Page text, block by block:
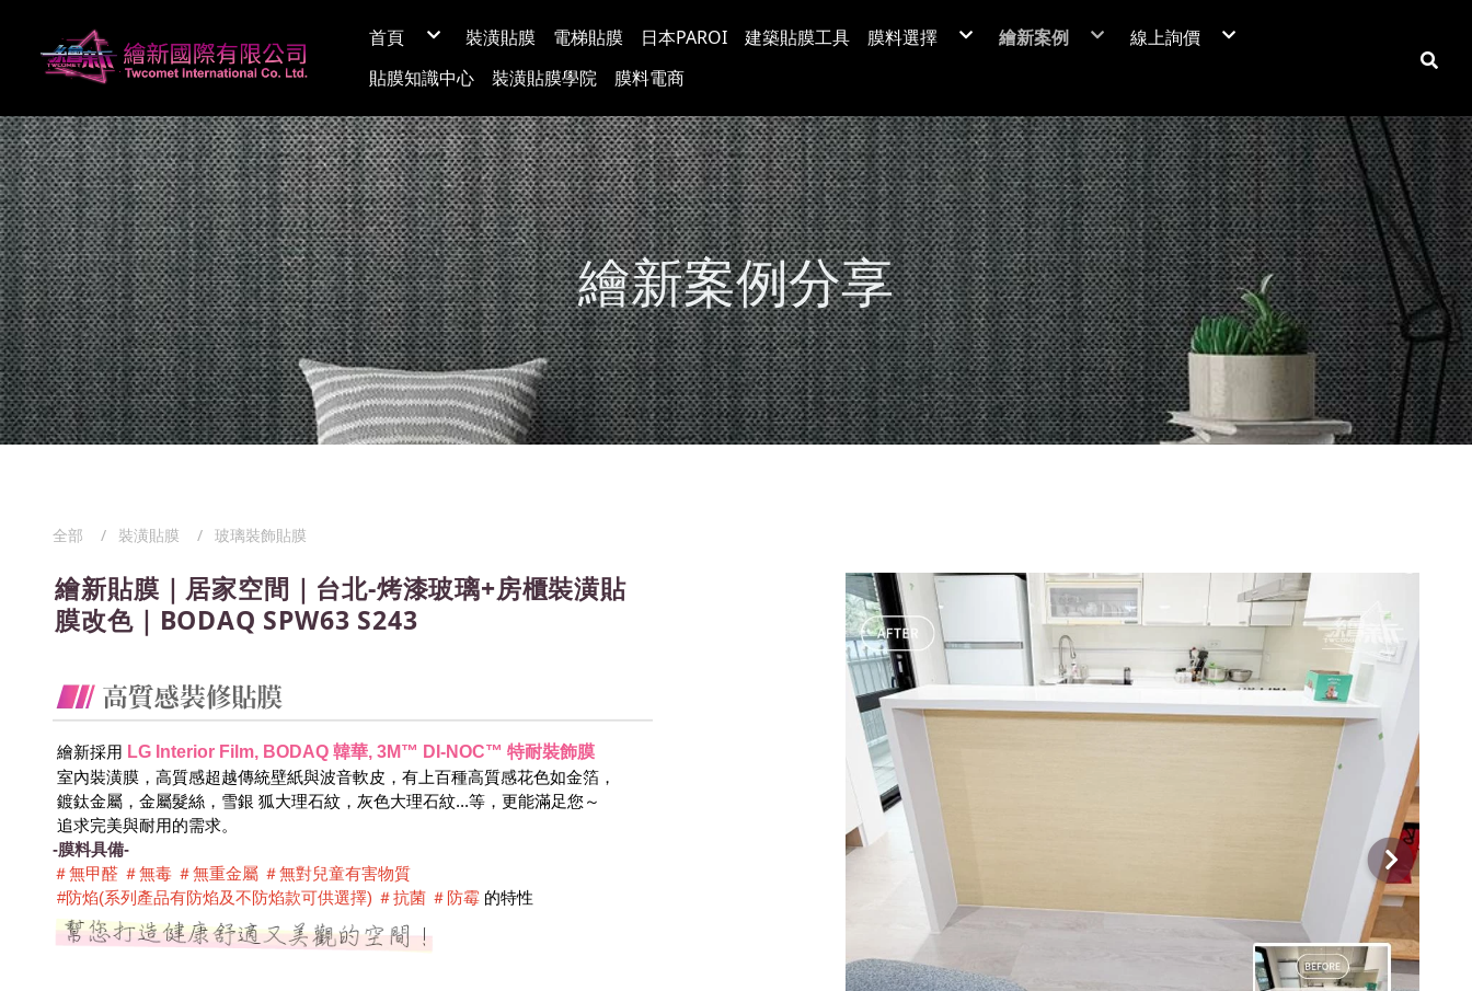
首頁
媒體採訪
展間資訊
裝潢貼膜 電梯貼膜 日本PAROI 建築貼膜工具 膜料選擇
超疏水玻璃防爆膜
玻璃裝飾膜
防爆隔熱紙
塗料牆布
繪新案例
居家空間
電視牆 / 牆面
系統櫃 / 櫥櫃
玻璃裝飾貼膜
防爆膜/隔熱紙
門片、門框
大門
子母門
房門
防火門/消防門
消防栓
防火門
保護貼膜
天花板
工務機台
透明保護膜
鶯歌陶瓷博物館
土地公文化館
商業空間
活動展覽
大圖輸出
品牌廣告車
改色包膜
自體修復犀牛皮
重機
SUZUKI
HONDA
YAMAHA
KYMCO
機車
BWS
FORCE
線上詢價
貼膜知識中心 裝潢貼膜學院 膜料電商
繪新案例分享
繪新貼膜｜居家空間｜台北-烤漆玻璃+房櫃裝潢貼
膜改色｜BODAQ SPW63 S243
繪新採用 LG Interior Film, BODAQ 韓華, 3M™ DI-NOC™ 特耐裝飾膜
室內裝潢膜，高質感超越傳統壁紙與波音軟皮，有上百種高質感花色如金箔，
鍍鈦金屬，金屬髮絲，雪銀 狐大理石紋，灰色大理石紋...等，更能滿足您～
追求完美與耐用的需求。
-膜料具備-
＃無甲醛 ＃無毒 ＃無重金屬 ＃無對兒童有害物質
#防焰(系列產品有防焰及不防焰款可供選擇) ＃抗菌 ＃防霉 的特性
全部 裝潢貼膜 玻璃裝飾貼膜